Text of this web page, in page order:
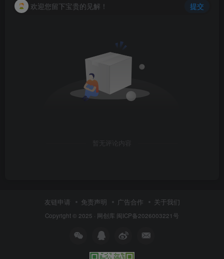
欢迎您留下宝贵的见解！ 提交
暂无评论内容
友链申请 免责声明 广告合作 关于我们
Copyright © 2025 · 网创库 闽ICP备2026003221号